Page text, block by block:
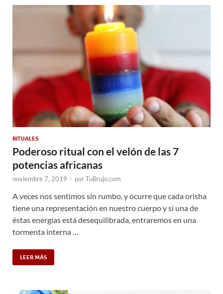
RITUALES
Poderoso ritual con el velón de las 7
potencias africanas
noviembre 7, 2019 - porTuBrujo.com
A veces nos sentimos sin rumbo, y ocurre que cada orisha
tiene una representación en nuestro cuerpo y si una de
éstas energías está desequilibrada, entraremos en una
tormenta interna …
LEER MÁS